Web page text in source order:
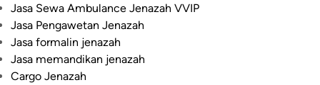
Jasa Sewa Ambulance Jenazah VVIP
Jasa Pengawetan Jenazah
Jasa formalin jenazah
Jasa memandikan jenazah
Cargo Jenazah